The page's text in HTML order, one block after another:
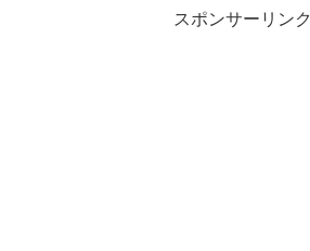
スポンサーリンク